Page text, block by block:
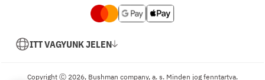
ITT VAGYUNK JELEN
Copyright Ⓒ 2026, Bushman company, a. s. Minden jog fenntartva.